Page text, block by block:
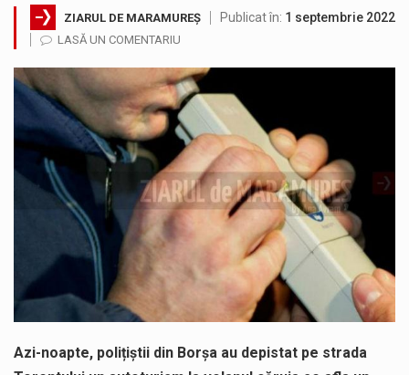
Testarea independentă a sistemului e-Terra, realizată de STS, DNSC și Cyberint, a mai parcurs o rundă de evaluare. Un număr…
Vremea va fi caniculară. Disconfortul termic va fi accentuat, iar indicele temperatură-umezeală (ITU) va depăși pragul critic de 80 de…
Pe scurt. Statuia lui PINTEA VITEAZU din fața Jandarmeriei Maramures a ajuns să fie zilele acestea mărul discordiei între administrații.…
Noile statii de călători, achizitionate la preț de garsonieră per bucată, dezamăgesc total cetățenii care folosesc mijloacele de transport în…
ZIARUL DE MARAMUREȘ Publicat în: 1 septembrie 2022
LASĂ UN COMENTARIU
Azi-noapte, polițiștii din Borșa au depistat pe strada